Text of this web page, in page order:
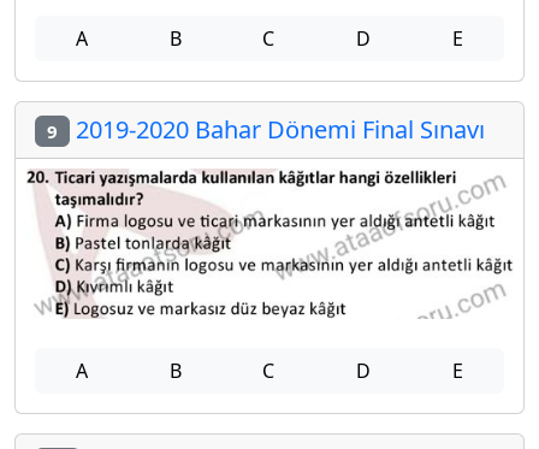
A B C D E
9 2019-2020 Bahar Dönemi Final Sınavı
A B C D E